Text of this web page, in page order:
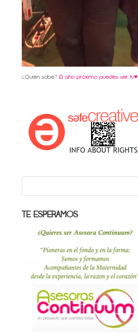
¿Quién sabe? El año próximo puedes ser tú♥
TE ESPERAMOS